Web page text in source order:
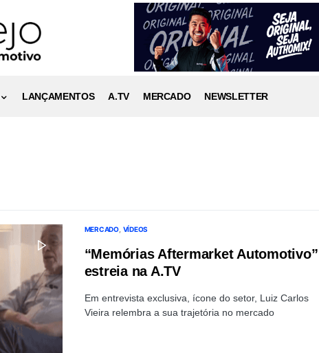
LANÇAMENTOS A.TV MERCADO
NEWSLETTER
MERCADO VÍDEOS
“Memórias Aftermarket Automotivo”
estreia na A.TV
Em entrevista exclusiva, ícone do setor, Luiz Carlos
Vieira relembra a sua trajetória no mercado